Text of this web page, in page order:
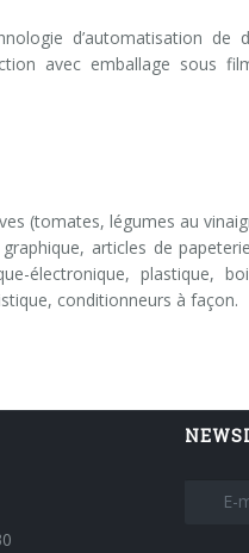
d’automatisation de
avec emballage sous
(tomates, légumes au
articles de
électronique, plastique,
conditionneurs à façon.